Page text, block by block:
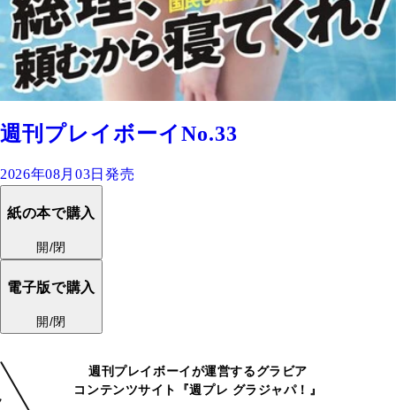
週刊プレイボーイNo.33
2026年08月03日発売
紙の本で購入
開/閉
電子版で購入
開/閉
週刊プレイボーイが運営するグラビア
コンテンツサイト『週プレ グラジャパ！』